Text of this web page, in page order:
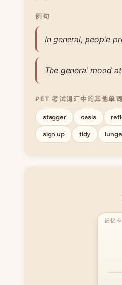
例句
In general, people
The general mood
PET 考试词汇中的其他单词
stagger oasis
sign up tidy lunge